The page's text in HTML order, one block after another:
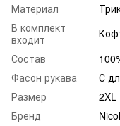
Материал
В комплект
входит
Состав
Фасон рукава
С
Размер
2XL
Бренд